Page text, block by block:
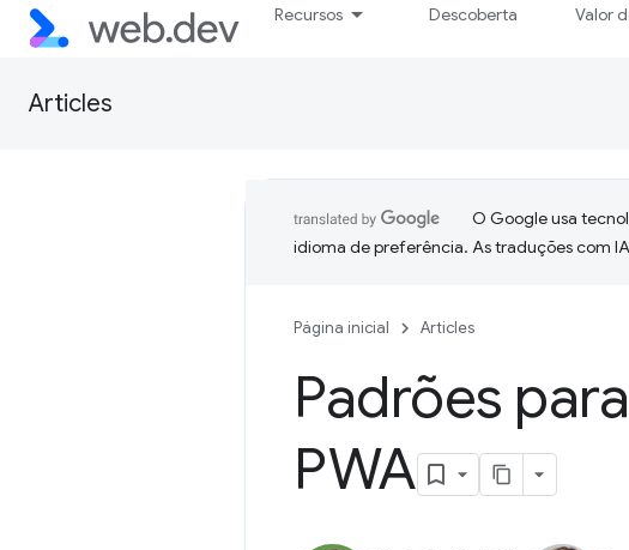
Recursos Descoberta Valor
Articles
O Google usa
idioma de preferência. As traduções com
Página inicial Articles
Padrões
PWA